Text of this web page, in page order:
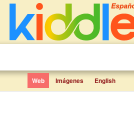
Web Imágenes English